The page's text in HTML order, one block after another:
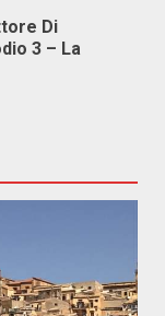
Di
3 – La